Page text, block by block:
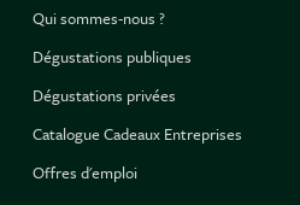
Qui sommes-nous ?
Dégustations publiques
Dégustations privées
Catalogue Cadeaux Entreprises
Offres d'emploi